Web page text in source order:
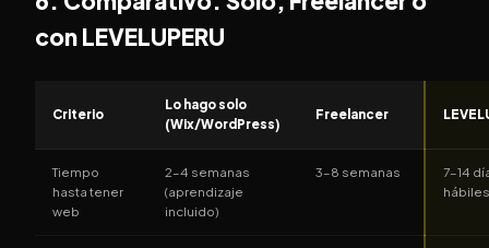
con LEVELUPERU
Criterio
Lo hago solo
(Wix/WordPress)
Freelancer
Tiempo
hasta tener
web
2–4 semanas
(aprendizaje
incluido)
3–8 semanas
7–14
hábiles